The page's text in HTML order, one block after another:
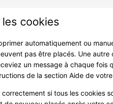
cookies
automatiquement ou
pas être placés. Une autre
un message à chaque fois
de la section Aide de
si tous les cookies